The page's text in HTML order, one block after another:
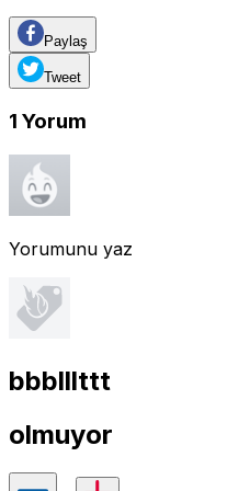
Paylaş
Tweet
1 Yorum
Yorumunu yaz
bbblllttt
olmuyor